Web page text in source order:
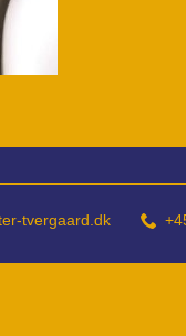
tvergaard.dk